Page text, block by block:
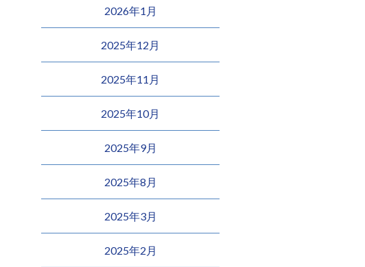
2026年1月
2025年12月
2025年11月
2025年10月
2025年9月
2025年8月
2025年3月
2025年2月